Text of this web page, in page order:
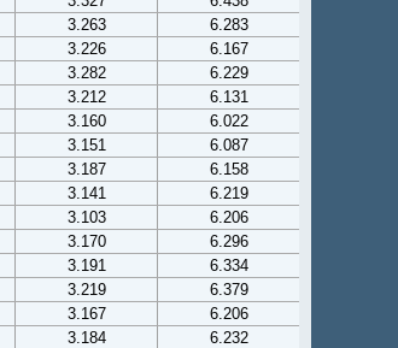
3.263
6.283
3.226
6.167
3.282
6.229
3.212
6.131
3.160
6.022
3.151
6.087
3.187
6.158
3.141
6.219
3.103
6.206
3.170
6.296
3.191
6.334
3.219
6.379
3.167
6.206
3.184
6.232